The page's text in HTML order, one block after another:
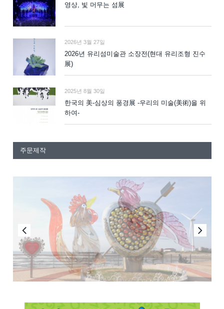
영상, 빛 머무는 섬展
2026년 3월 27일
2026년 유리섬미술관 소장전(현대 유리조형 진수
展)
2025년 8월 30일
한국의 美-심상의 풍경展 -우리의 미술(美術)을 위
하여-
주문제작